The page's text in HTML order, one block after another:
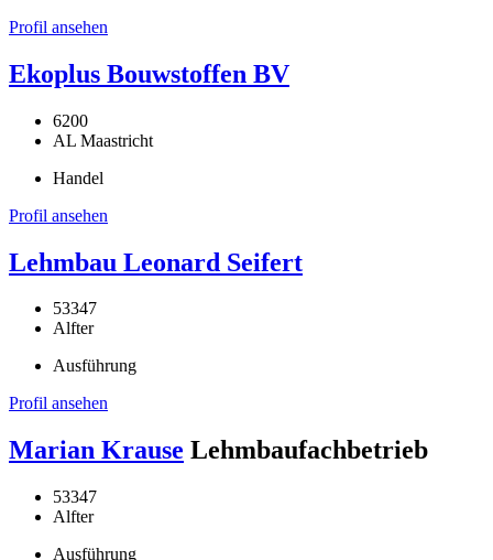
Profil ansehen
Ekoplus Bouwstoffen BV
6200
AL Maastricht
Handel
Profil ansehen
Lehmbau Leonard Seifert
53347
Alfter
Ausführung
Profil ansehen
Marian Krause Lehmbaufachbetrieb
53347
Alfter
Ausführung